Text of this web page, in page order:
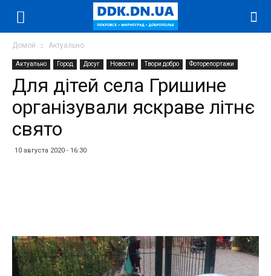
Домой Актуально
Актуально Город Досуг Новости Твори добро Фоторепортажи
Для дітей села Гришине
організували яскраве літнє
свято
10 августа 2020 - 16:30